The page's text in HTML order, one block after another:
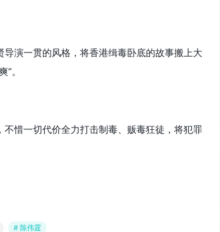
演一贯的风格，将香港缉毒卧底的故事搬上大
。
惜一切代价全力打击制毒、贩毒狂徒，将犯罪
# 陈伟霆